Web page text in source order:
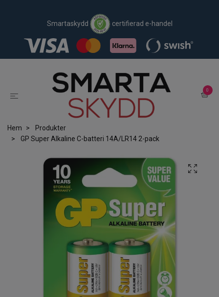
Smartaskydd certifierad e-handel
0
Hem
Produkter
GP Super Alkaline C-batteri 14A/LR14 2-pack